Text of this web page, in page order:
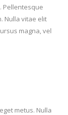
Pellentesque
Nulla vitae elit
magna, vel
metus. Nulla